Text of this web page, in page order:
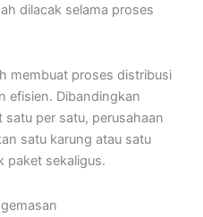
dilacak selama proses
membuat proses distribusi
efisien. Dibandingkan
per satu, perusahaan
satu karung atau satu
paket sekaligus.